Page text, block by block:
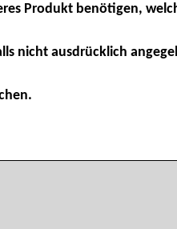
Produkt benötigen,
nicht ausdrücklich